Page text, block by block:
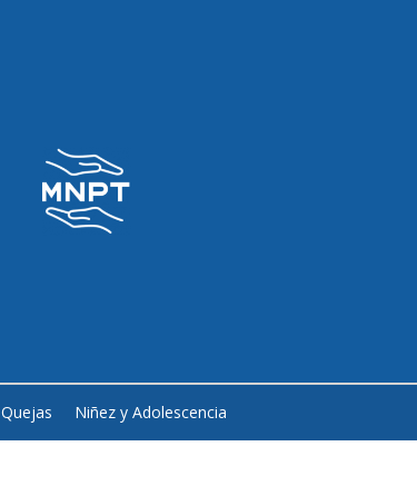
Quejas Niñez y Adolescencia